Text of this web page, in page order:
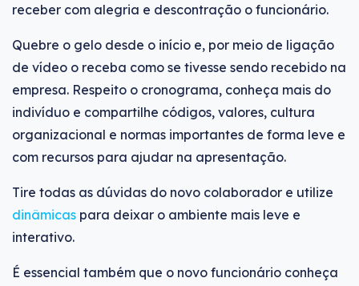
receber com alegria e descontração o funcionário.
Quebre o gelo desde o início e, por meio de ligação
de vídeo o receba como se tivesse sendo recebido na
empresa. Respeito o cronograma, conheça mais do
indivíduo e compartilhe códigos, valores, cultura
organizacional e normas importantes de forma leve e
com recursos para ajudar na apresentação.
Tire todas as dúvidas do novo colaborador e utilize
dinâmicas para deixar o ambiente mais leve e
interativo.
É essencial também que o novo funcionário conheça